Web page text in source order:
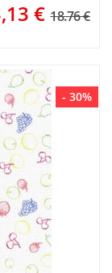
€ 18.76 €
- 30%